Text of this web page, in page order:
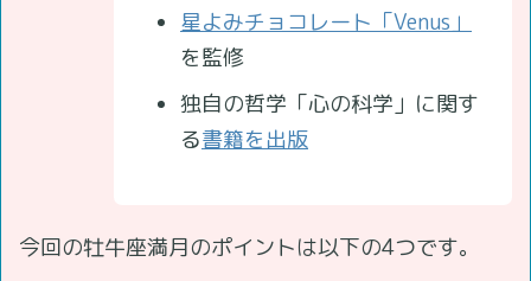
星よみチョコレート「Venus」
を監修
独自の哲学「心の科学」に関す
る書籍を出版
今回の牡牛座満月のポイントは以下の4つです。